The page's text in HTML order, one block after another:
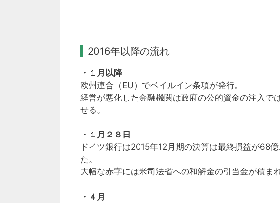
2016年以降の流れ
・１月以降
欧州連合（EU）でベイルイン条項が発行。
経営が悪化した金融機関は政府の公的資金の注入で
せる。
・１月２８日
ドイツ銀行は2015年12月期の決算は最終損益が68
た。
大幅な赤字には米司法省への和解金の引当金が積ま
・４月